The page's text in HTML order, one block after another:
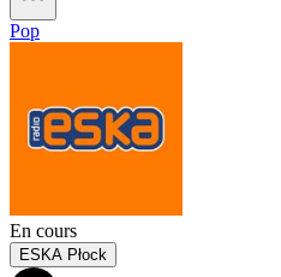
Pop
En cours
ESKA Płock